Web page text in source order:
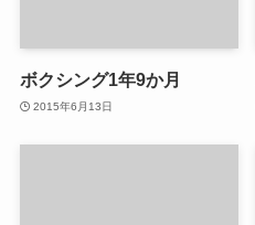
ボクシング1年9か月
2015年6月13日